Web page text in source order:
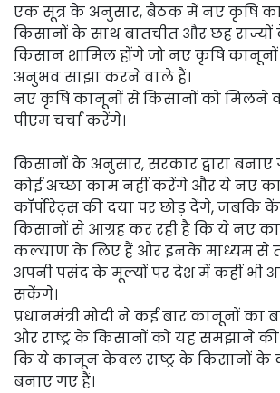
एक सूत्र के अनुसार, बैठक में नए कृषि
किसानों के साथ बातचीत और छह
किसान शामिल होंगे जो नए कृषि
अनुभव साझा करने वाले हैं।
नए कृषि कानूनों से किसानों को मिलने
पीएम चर्चा करेंगे।
किसानों के अनुसार, सरकार द्वारा
कोई अच्छा काम नहीं करेंगे और ये नए
कॉर्पोरेट्स की दया पर छोड़ देंगे, जबकि
किसानों से आग्रह कर रही है कि ये नए
कल्याण के लिए हैं और इनके माध्यम से
अपनी पसंद के मूल्यों पर देश में कहीं भी
सकेंगे।
प्रधानमंत्री मोदी ने कई बार कानूनों का
और राष्ट्र के किसानों को यह समझाने
कि ये कानून केवल राष्ट्र के किसानों
बनाए गए हैं।